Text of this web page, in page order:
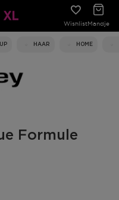
WishlistMandje
HAAR HOME
Formule